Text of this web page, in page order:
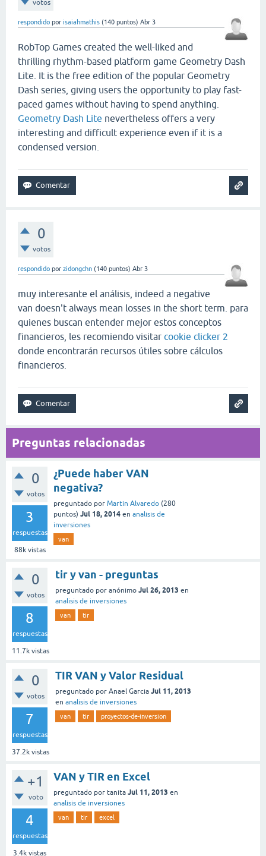
votos
respondido por isaiahmathis (140 puntos) Abr 3
RobTop Games created the well-liked and
thrilling rhythm-based platform game Geometry Dash
Lite. It is the free edition of the popular Geometry
Dash series, giving users the opportunity to play fast-
paced games without having to spend anything.
Geometry Dash Lite nevertheless offers a very
interesting and difficult experience even if it is a
condensed version.
0
votos
respondido por zidongchn (140 puntos) Abr 3
muy interesante el análisis, indeed a negative
van doesn't always mean losses in the short term. para
quienes buscan entender mejor estos conceptos
financieros, les recomiendo visitar cookie clicker 2
donde encontrarán recursos útiles sobre cálculos
financieros.
Preguntas relacionadas
0
votos
3
respuestas
88kvistas
¿Puede haber VAN
negativa?
preguntado por Martin Alvaredo (280
puntos) Jul 18, 2014 en analisis de
inversiones
van
0
votos
8
respuestas
11.7k vistas
tir y van - preguntas
preguntado por anónimo Jul 26, 2013 en
analisis de inversiones
van tir
0
votos
7
respuestas
37.2k vistas
TIR VAN y Valor Residual
preguntado por Anael Garcia Jul 11, 2013
en analisis de inversiones
van tir proyectos-de-inversion
+1
voto
4
respuestas
3.4k vistas
VAN y TIR en Excel
preguntado por tanita Jul 11, 2013 en
analisis de inversiones
van tir excel